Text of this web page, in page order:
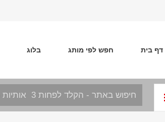
דף בית חפש לפי מותג בלוג